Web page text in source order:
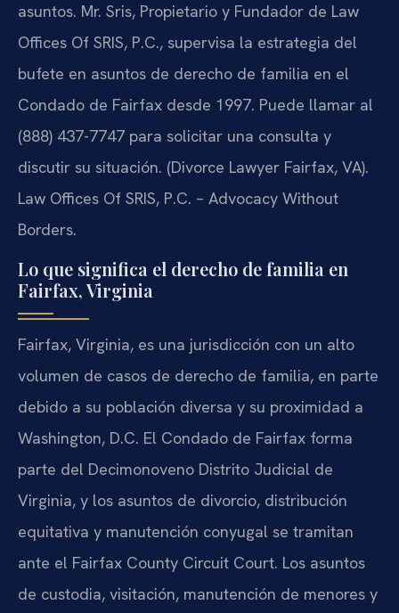
asuntos. Mr. Sris, Propietario y Fundador de Law
Offices Of SRIS, P.C., supervisa la estrategia del
bufete en asuntos de derecho de familia en el
Condado de Fairfax desde 1997. Puede llamar al
(888) 437-7747 para solicitar una consulta y
discutir su situación. (Divorce Lawyer Fairfax, VA).
Law Offices Of SRIS, P.C. – Advocacy Without
Borders.
Lo que significa el derecho de familia en
Fairfax, Virginia
Fairfax, Virginia, es una jurisdicción con un alto
volumen de casos de derecho de familia, en parte
debido a su población diversa y su proximidad a
Washington, D.C. El Condado de Fairfax forma
parte del Decimonoveno Distrito Judicial de
Virginia, y los asuntos de divorcio, distribución
equitativa y manutención conyugal se tramitan
ante el Fairfax County Circuit Court. Los asuntos
de custodia, visitación, manutención de menores y